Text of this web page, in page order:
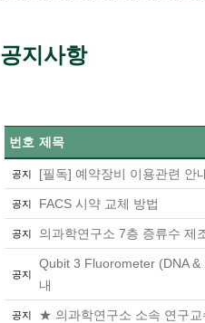
공지사항
번호 제목
공지 [필독] 예약장비 이용관련 안
공지 FACS 시약 교체 방법
공지 의과학연구소 7층 증류수 제
공지
Qubit 3 Fluorometer (DNA
내
공지 ★ 의과학연구소 소속 연구